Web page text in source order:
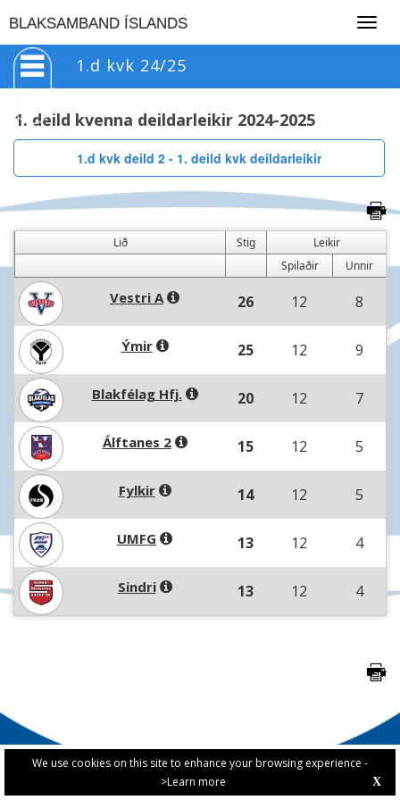
We use cookies on this site to enhance your browsing experience -
>Learn more
X
BLAKSAMBAND ÍSLANDS
1.d kvk 24/25
1. deild kvenna deildarleikir 2024-2025
1.d kvk deild 2 - 1. deild kvk deildarleikir
Lið Stig
Leikir
Spilaðir
Unnir
Vestri A 26 12 8
Ýmir 25 12 9
Blakfélag Hfj. 20 12 7
Álftanes 2 15 12 5
Fylkir 14 12 5
UMFG 13 12 4
Sindri 13 12 4